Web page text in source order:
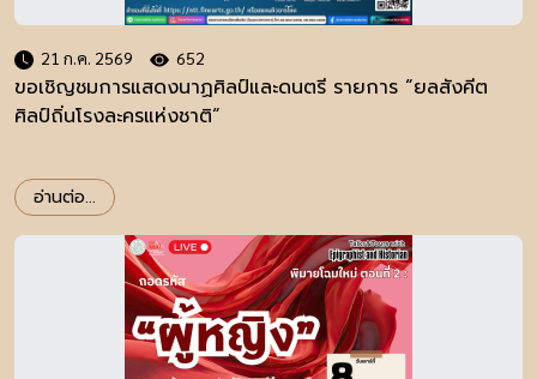
21 ก.ค. 2569 652
ขอเชิญชมการแสดงนาฏศิลป์และดนตรี รายการ “ยลสังคีต
ศิลป์ถิ่นโรงละครแห่งชาติ“
อ่านต่อ...